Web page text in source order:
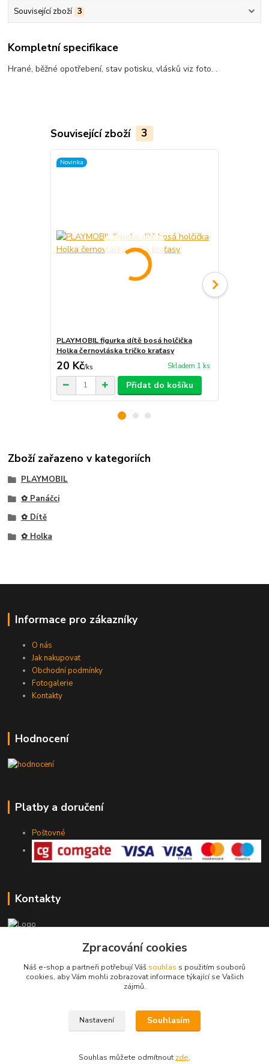
Související zboží 3
Kompletní specifikace
Hrané, běžné opotřebení, stav potisku, vlásků viz foto. .
Související zboží 3
Novinka
PLAYMOBIL figurka dítě bosá holčička
Holka černovláska tričko kraťasy
20 Kč/ks Skladem 1 ks
Přidat do košíku
Zboží zařazeno v kategoriích
PLAYMOBIL
✿ Panáčci
✿ Dítě
✿ Holka
Informace pro zákazníky
O nás
Jak nakupovat
Obchodní podmínky
Fotogalerie
Kontakty
Hodnocení
Platby a doručení
Poštovné
Kontakty
rodinny.bazarek@seznam.cz
Zpracování cookies
Náš e-shop a partneři potřebují Váš souhlas s použitím souborů
cookies, aby Vám mohli zobrazovat informace týkající se Vašich
zájmů.
Nastavení Souhlasím
Souhlas můžete odmítnout zde.